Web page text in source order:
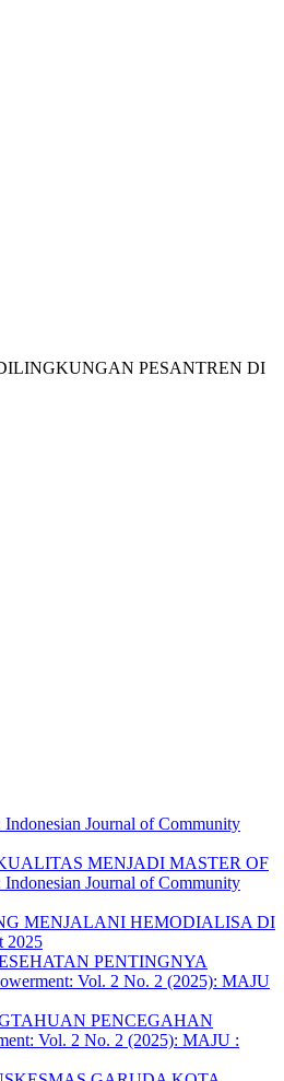
PESANTREN DI
Journal of Community
MENJADI MASTER OF
Journal of Community
MENJALANI HEMODIALISA DI
2025
PENTINGNYA
Vol. 2 No. 2 (2025): MAJU
PENCEGAHAN
Vol. 2 No. 2 (2025): MAJU :